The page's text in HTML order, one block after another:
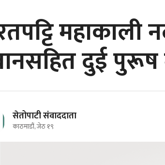
महाकाली
दुई
सेतोपाटी संवाददाता
काठमाडौं, जेठ १९